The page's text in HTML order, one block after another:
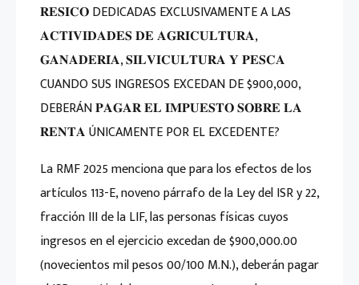
𝐑𝐄𝐒𝐈𝐂𝐎 DEDICADAS EXCLUSIVAMENTE A LAS
𝐀𝐂𝐓𝐈𝐕𝐈𝐃𝐀𝐃𝐄𝐒 𝐃𝐄 𝐀𝐆𝐑𝐈𝐂𝐔𝐋𝐓𝐔𝐑𝐀,
𝐆𝐀𝐍𝐀𝐃𝐄𝐑𝐈́𝐀, 𝐒𝐈𝐋𝐕𝐈𝐂𝐔𝐋𝐓𝐔𝐑𝐀 𝐘 𝐏𝐄𝐒𝐂𝐀
CUANDO SUS INGRESOS EXCEDAN DE $900,000,
DEBERÁN 𝐏𝐀𝐆𝐀𝐑 𝐄𝐋 𝐈𝐌𝐏𝐔𝐄𝐒𝐓𝐎 𝐒𝐎𝐁𝐑𝐄 𝐋𝐀
𝐑𝐄𝐍𝐓𝐀 ÚNICAMENTE POR EL EXCEDENTE?
La RMF 2025 menciona que para los efectos de los
artículos 113-E, noveno párrafo de la Ley del ISR y 22,
fracción III de la LIF, las personas físicas cuyos
ingresos en el ejercicio excedan de $900,000.00
(novecientos mil pesos 00/100 M.N.), deberán pagar